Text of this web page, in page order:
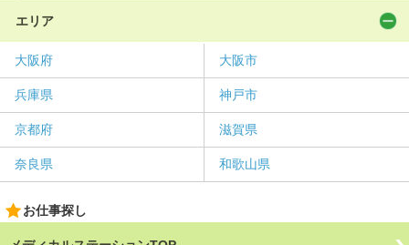
エリア
大阪府 大阪市
兵庫県 神戸市
京都府 滋賀県
奈良県 和歌山県
お仕事探し